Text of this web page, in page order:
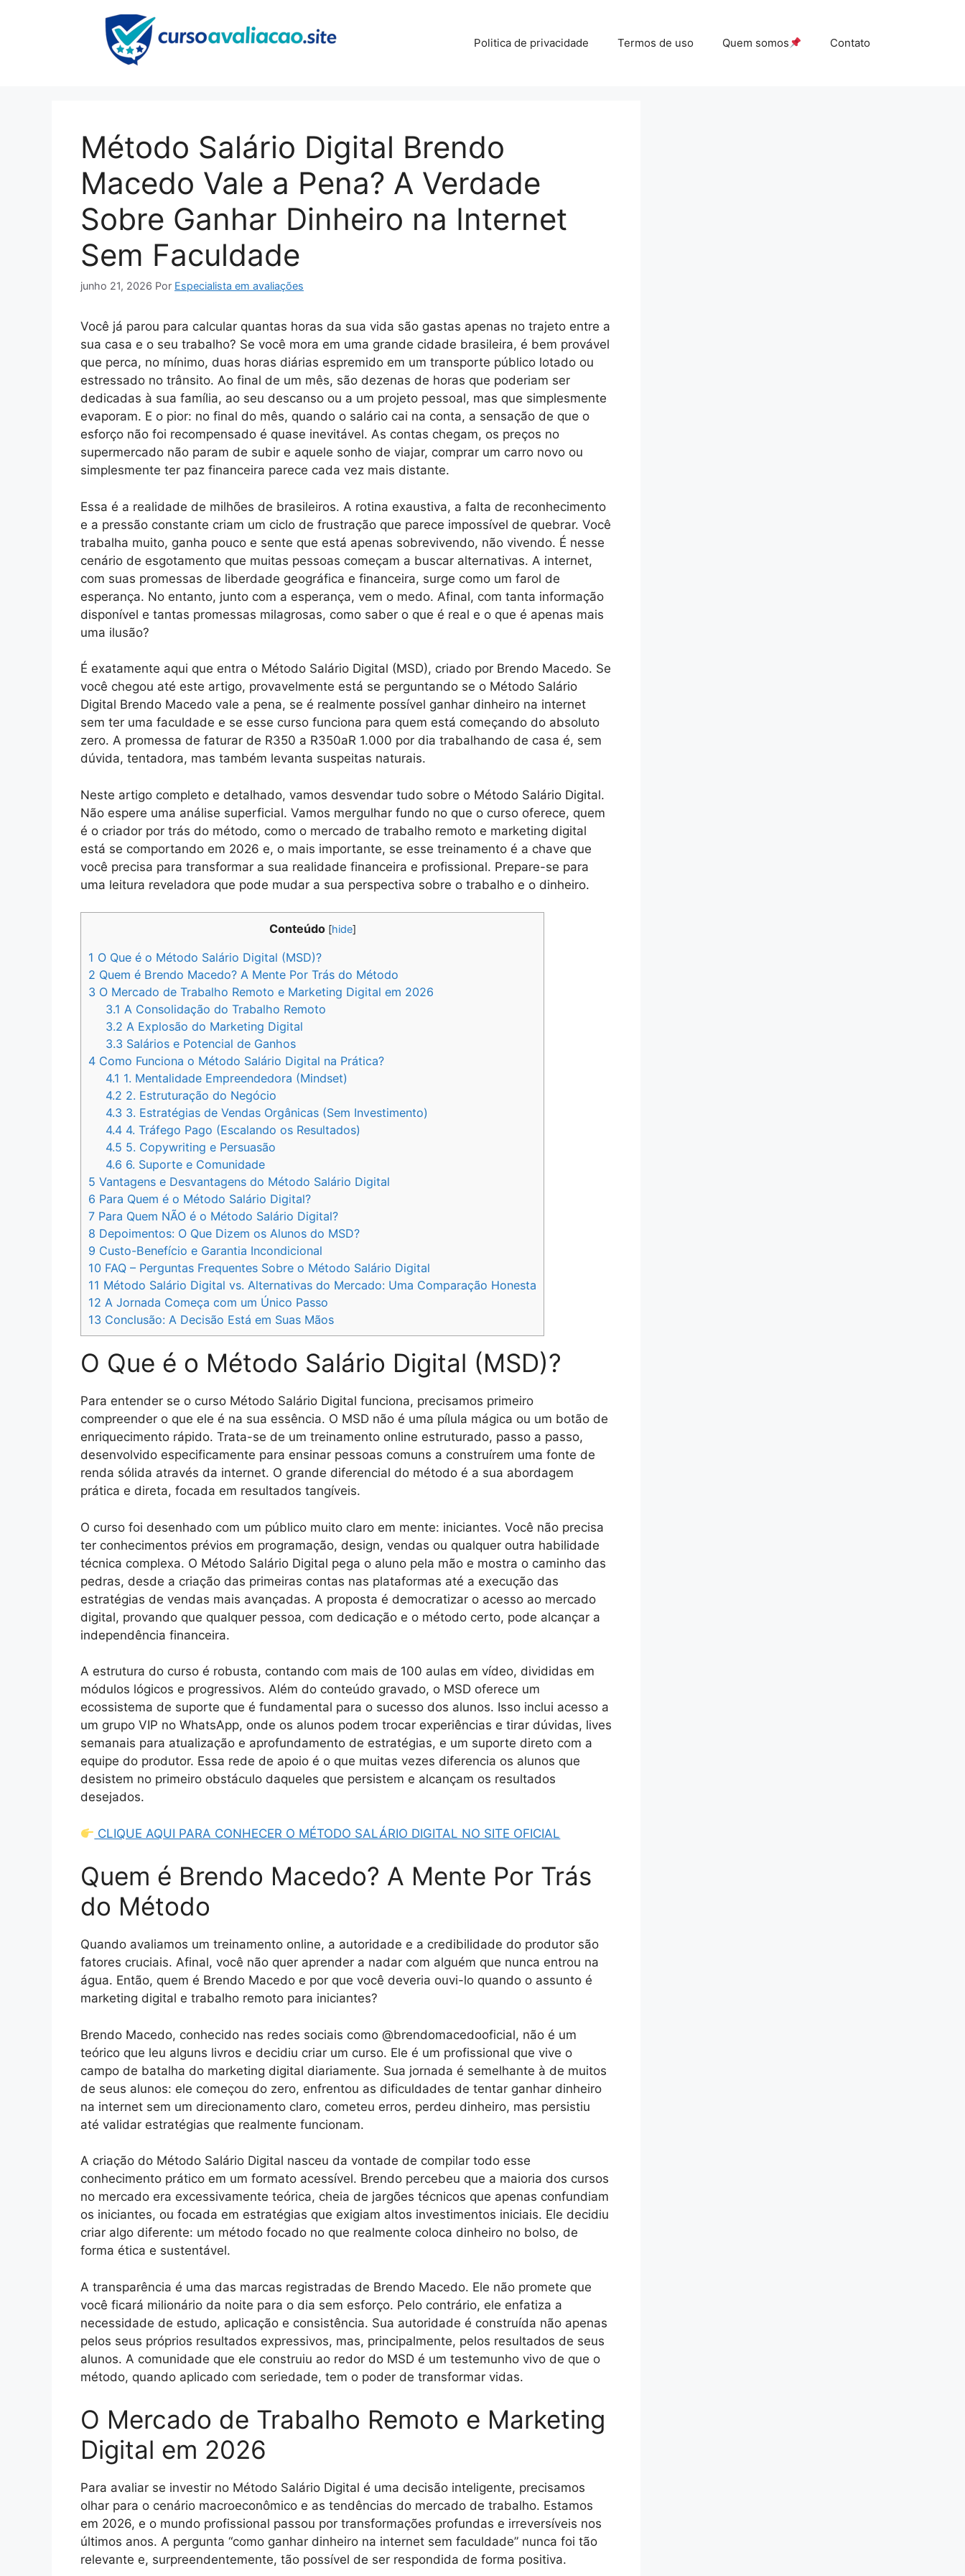
Politica de privacidade Termos de uso Quem somos Contato
Método Salário Digital Brendo
Macedo Vale a Pena? A Verdade
Sobre Ganhar Dinheiro na Internet
Sem Faculdade
junho 21, 2026 Por Especialista em avaliações
Você já parou para calcular quantas horas da sua vida são gastas apenas no trajeto entre a
sua casa e o seu trabalho? Se você mora em uma grande cidade brasileira, é bem provável
que perca, no mínimo, duas horas diárias espremido em um transporte público lotado ou
estressado no trânsito. Ao final de um mês, são dezenas de horas que poderiam ser
dedicadas à sua família, ao seu descanso ou a um projeto pessoal, mas que simplesmente
evaporam. E o pior: no final do mês, quando o salário cai na conta, a sensação de que o
esforço não foi recompensado é quase inevitável. As contas chegam, os preços no
supermercado não param de subir e aquele sonho de viajar, comprar um carro novo ou
simplesmente ter paz financeira parece cada vez mais distante.
Essa é a realidade de milhões de brasileiros. A rotina exaustiva, a falta de reconhecimento
e a pressão constante criam um ciclo de frustração que parece impossível de quebrar. Você
trabalha muito, ganha pouco e sente que está apenas sobrevivendo, não vivendo. É nesse
cenário de esgotamento que muitas pessoas começam a buscar alternativas. A internet,
com suas promessas de liberdade geográfica e financeira, surge como um farol de
esperança. No entanto, junto com a esperança, vem o medo. Afinal, com tanta informação
disponível e tantas promessas milagrosas, como saber o que é real e o que é apenas mais
uma ilusão?
É exatamente aqui que entra o Método Salário Digital (MSD), criado por Brendo Macedo. Se
você chegou até este artigo, provavelmente está se perguntando se o Método Salário
Digital Brendo Macedo vale a pena, se é realmente possível ganhar dinheiro na internet
sem ter uma faculdade e se esse curso funciona para quem está começando do absoluto
zero. A promessa de faturar de R350 a R350aR 1.000 por dia trabalhando de casa é, sem
dúvida, tentadora, mas também levanta suspeitas naturais.
Neste artigo completo e detalhado, vamos desvendar tudo sobre o Método Salário Digital.
Não espere uma análise superficial. Vamos mergulhar fundo no que o curso oferece, quem
é o criador por trás do método, como o mercado de trabalho remoto e marketing digital
está se comportando em 2026 e, o mais importante, se esse treinamento é a chave que
você precisa para transformar a sua realidade financeira e profissional. Prepare-se para
uma leitura reveladora que pode mudar a sua perspectiva sobre o trabalho e o dinheiro.
Conteúdo [hide]
1 O Que é o Método Salário Digital (MSD)?
2 Quem é Brendo Macedo? A Mente Por Trás do Método
3 O Mercado de Trabalho Remoto e Marketing Digital em 2026
3.1 A Consolidação do Trabalho Remoto
3.2 A Explosão do Marketing Digital
3.3 Salários e Potencial de Ganhos
4 Como Funciona o Método Salário Digital na Prática?
4.1 1. Mentalidade Empreendedora (Mindset)
4.2 2. Estruturação do Negócio
4.3 3. Estratégias de Vendas Orgânicas (Sem Investimento)
4.4 4. Tráfego Pago (Escalando os Resultados)
4.5 5. Copywriting e Persuasão
4.6 6. Suporte e Comunidade
5 Vantagens e Desvantagens do Método Salário Digital
6 Para Quem é o Método Salário Digital?
7 Para Quem NÃO é o Método Salário Digital?
8 Depoimentos: O Que Dizem os Alunos do MSD?
9 Custo-Benefício e Garantia Incondicional
10 FAQ – Perguntas Frequentes Sobre o Método Salário Digital
11 Método Salário Digital vs. Alternativas do Mercado: Uma Comparação Honesta
12 A Jornada Começa com um Único Passo
13 Conclusão: A Decisão Está em Suas Mãos
O Que é o Método Salário Digital (MSD)?
Para entender se o curso Método Salário Digital funciona, precisamos primeiro
compreender o que ele é na sua essência. O MSD não é uma pílula mágica ou um botão de
enriquecimento rápido. Trata-se de um treinamento online estruturado, passo a passo,
desenvolvido especificamente para ensinar pessoas comuns a construírem uma fonte de
renda sólida através da internet. O grande diferencial do método é a sua abordagem
prática e direta, focada em resultados tangíveis.
O curso foi desenhado com um público muito claro em mente: iniciantes. Você não precisa
ter conhecimentos prévios em programação, design, vendas ou qualquer outra habilidade
técnica complexa. O Método Salário Digital pega o aluno pela mão e mostra o caminho das
pedras, desde a criação das primeiras contas nas plataformas até a execução das
estratégias de vendas mais avançadas. A proposta é democratizar o acesso ao mercado
digital, provando que qualquer pessoa, com dedicação e o método certo, pode alcançar a
independência financeira.
A estrutura do curso é robusta, contando com mais de 100 aulas em vídeo, divididas em
módulos lógicos e progressivos. Além do conteúdo gravado, o MSD oferece um
ecossistema de suporte que é fundamental para o sucesso dos alunos. Isso inclui acesso a
um grupo VIP no WhatsApp, onde os alunos podem trocar experiências e tirar dúvidas, lives
semanais para atualização e aprofundamento de estratégias, e um suporte direto com a
equipe do produtor. Essa rede de apoio é o que muitas vezes diferencia os alunos que
desistem no primeiro obstáculo daqueles que persistem e alcançam os resultados
desejados.
CLIQUE AQUI PARA CONHECER O MÉTODO SALÁRIO DIGITAL NO SITE OFICIAL
Quem é Brendo Macedo? A Mente Por Trás
do Método
Quando avaliamos um treinamento online, a autoridade e a credibilidade do produtor são
fatores cruciais. Afinal, você não quer aprender a nadar com alguém que nunca entrou na
água. Então, quem é Brendo Macedo e por que você deveria ouvi-lo quando o assunto é
marketing digital e trabalho remoto para iniciantes?
Brendo Macedo, conhecido nas redes sociais como @brendomacedooficial, não é um
teórico que leu alguns livros e decidiu criar um curso. Ele é um profissional que vive o
campo de batalha do marketing digital diariamente. Sua jornada é semelhante à de muitos
de seus alunos: ele começou do zero, enfrentou as dificuldades de tentar ganhar dinheiro
na internet sem um direcionamento claro, cometeu erros, perdeu dinheiro, mas persistiu
até validar estratégias que realmente funcionam.
A criação do Método Salário Digital nasceu da vontade de compilar todo esse
conhecimento prático em um formato acessível. Brendo percebeu que a maioria dos cursos
no mercado era excessivamente teórica, cheia de jargões técnicos que apenas confundiam
os iniciantes, ou focada em estratégias que exigiam altos investimentos iniciais. Ele decidiu
criar algo diferente: um método focado no que realmente coloca dinheiro no bolso, de
forma ética e sustentável.
A transparência é uma das marcas registradas de Brendo Macedo. Ele não promete que
você ficará milionário da noite para o dia sem esforço. Pelo contrário, ele enfatiza a
necessidade de estudo, aplicação e consistência. Sua autoridade é construída não apenas
pelos seus próprios resultados expressivos, mas, principalmente, pelos resultados de seus
alunos. A comunidade que ele construiu ao redor do MSD é um testemunho vivo de que o
método, quando aplicado com seriedade, tem o poder de transformar vidas.
O Mercado de Trabalho Remoto e Marketing
Digital em 2026
Para avaliar se investir no Método Salário Digital é uma decisão inteligente, precisamos
olhar para o cenário macroeconômico e as tendências do mercado de trabalho. Estamos
em 2026, e o mundo profissional passou por transformações profundas e irreversíveis nos
últimos anos. A pergunta “como ganhar dinheiro na internet sem faculdade” nunca foi tão
relevante e, surpreendentemente, tão possível de ser respondida de forma positiva.